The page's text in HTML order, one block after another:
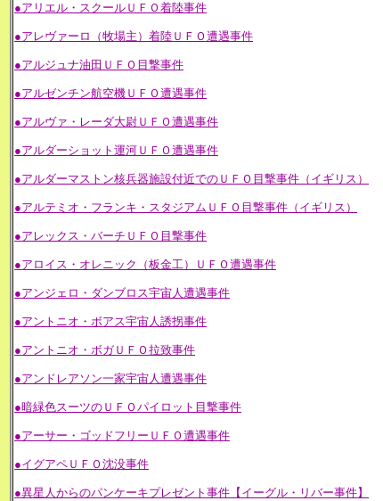
●アリエル・スクールＵＦＯ着陸事件
●アレヴァーロ（牧場主）着陸ＵＦＯ遭遇事件
●アルジュナ油田ＵＦＯ目撃事件
●アルゼンチン航空機ＵＦＯ遭遇事件
●アルヴァ・レーダ大尉ＵＦＯ遭遇事件
●アルダーショット運河ＵＦＯ遭遇事件
●アルダーマストン核兵器施設付近でのＵＦＯ目撃事件（イギリス）
●アルテミオ・フランキ・スタジアムＵＦＯ目撃事件（イギリス）
●アレックス・バーチＵＦＯ目撃事件
●アロイス・オレニック（板金工）ＵＦＯ遭遇事件
●アンジェロ・ダンブロス宇宙人遭遇事件
●アントニオ・ボアス宇宙人誘拐事件
●アントニオ・ボガＵＦＯ拉致事件
●アンドレアソン一家宇宙人遭遇事件
●暗緑色スーツのＵＦＯパイロット目撃事件
●アーサー・ゴッドフリーＵＦＯ遭遇事件
●イグアペＵＦＯ沈没事件
●異星人からのパンケーキプレゼント事件【イーグル・リバー事件】